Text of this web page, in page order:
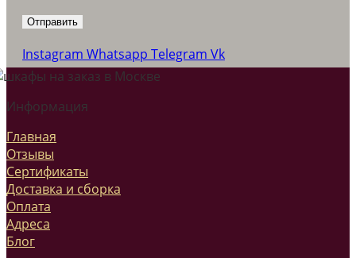
Instagram Whatsapp Telegram Vk
Информация
Главная
Отзывы
Сертификаты
Доставка и сборка
Оплата
Адреса
Блог